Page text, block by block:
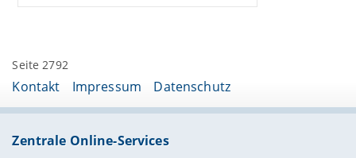
Seite 2792
Kontakt Impressum Datenschutz
Zentrale Online-Services